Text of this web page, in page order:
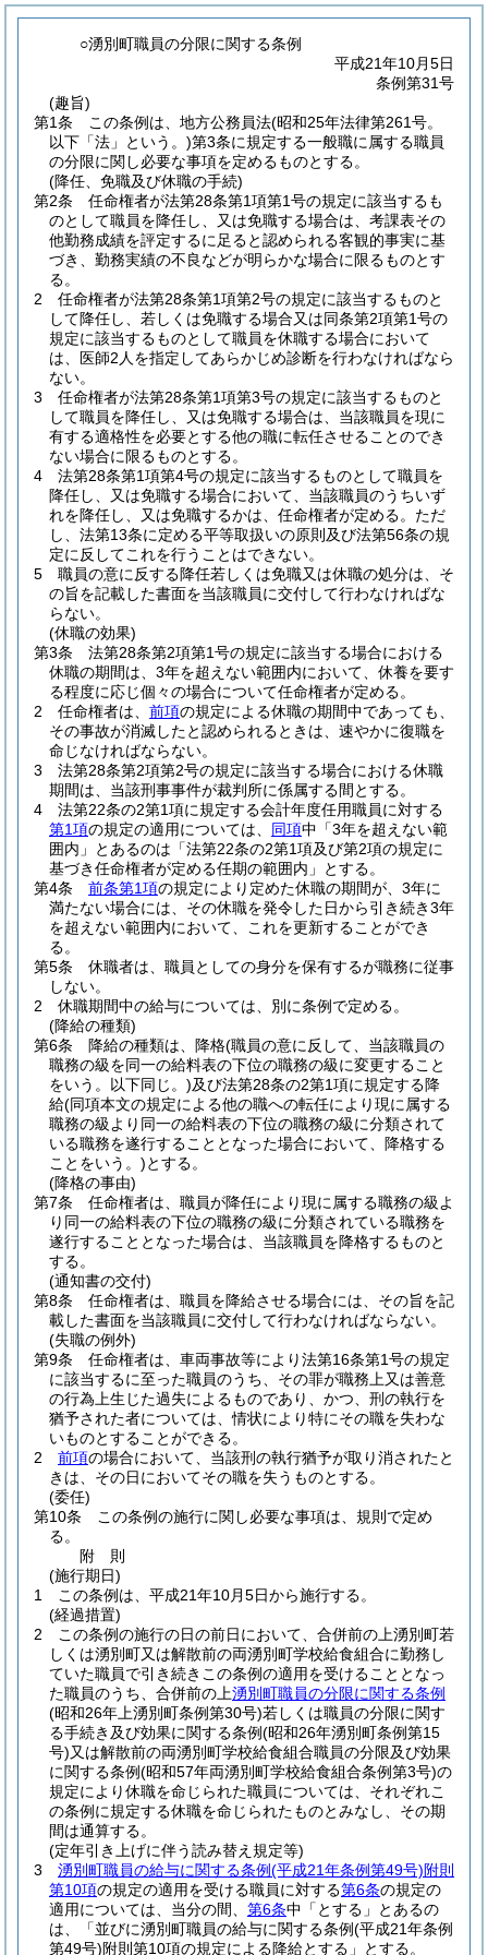
○湧別町職員の分限に関する条例
平成21年10月5日
条例第31号
(趣旨)
第1条
この条例は、地方公務員法(昭和25年法律第261号。
以下「法」という。)第3条に規定する一般職に属する職員
の分限に関し必要な事項を定めるものとする。
(降任、免職及び休職の手続)
第2条
任命権者が法第28条第1項第1号の規定に該当するも
のとして職員を降任し、又は免職する場合は、考課表その
他勤務成績を評定するに足ると認められる客観的事実に基
づき、勤務実績の不良などが明らかな場合に限るものとす
る。
2
任命権者が法第28条第1項第2号の規定に該当するものと
して降任し、若しくは免職する場合又は同条第2項第1号の
規定に該当するものとして職員を休職する場合において
は、医師2人を指定してあらかじめ診断を行わなければなら
ない。
3
任命権者が法第28条第1項第3号の規定に該当するものと
して職員を降任し、又は免職する場合は、当該職員を現に
有する適格性を必要とする他の職に転任させることのでき
ない場合に限るものとする。
4
法第28条第1項第4号の規定に該当するものとして職員を
降任し、又は免職する場合において、当該職員のうちいず
れを降任し、又は免職するかは、任命権者が定める。 ただ
し、法第13条に定める平等取扱いの原則及び法第56条の規
定に反してこれを行うことはできない。
5
職員の意に反する降任若しくは免職又は休職の処分は、そ
の旨を記載した書面を当該職員に交付して行わなければな
らない。
(休職の効果)
第3条
法第28条第2項第1号の規定に該当する場合における
休職の期間は、3年を超えない範囲内において、休養を要す
る程度に応じ個々の場合について任命権者が定める。
2
任命権者は、 前項の規定による休職の期間中であっても、
その事故が消滅したと認められるときは、速やかに復職を
命じなければならない。
3
法第28条第2項第2号の規定に該当する場合における休職
期間は、当該刑事事件が裁判所に係属する間とする。
4
法第22条の2第1項に規定する会計年度任用職員に対する
第1項の規定の適用については、 同項中「3年を超えない範
囲内」とあるのは「法第22条の2第1項及び第2項の規定に
基づき任命権者が定める任期の範囲内」とする。
第4条
前条第1項の規定により定めた休職の期間が、3年に
満たない場合には、その休職を発令した日から引き続き3年
を超えない範囲内において、これを更新することができ
る。
第5条
休職者は、職員としての身分を保有するが職務に従事
しない。
2
休職期間中の給与については、別に条例で定める。
(降給の種類)
第6条
降給の種類は、降格(職員の意に反して、当該職員の
職務の級を同一の給料表の下位の職務の級に変更すること
をいう。以下同じ。)及び法第28条の2第1項に規定する降
給(同項本文の規定による他の職への転任により現に属する
職務の級より同一の給料表の下位の職務の級に分類されて
いる職務を遂行することとなった場合において、降格する
ことをいう。)とする。
(降格の事由)
第7条
任命権者は、職員が降任により現に属する職務の級よ
り同一の給料表の下位の職務の級に分類されている職務を
遂行することとなった場合は、当該職員を降格するものと
する。
(通知書の交付)
第8条
任命権者は、職員を降給させる場合には、その旨を記
載した書面を当該職員に交付して行わなければならない。
(失職の例外)
第9条
任命権者は、車両事故等により法第16条第1号の規定
に該当するに至った職員のうち、その罪が職務上又は善意
の行為上生じた過失によるものであり、かつ、刑の執行を
猶予された者については、情状により特にその職を失わな
いものとすることができる。
2
前項の場合において、当該刑の執行猶予が取り消されたと
きは、その日においてその職を失うものとする。
(委任)
第10条
この条例の施行に関し必要な事項は、規則で定め
る。
附 則
(施行期日)
1
この条例は、平成21年10月5日から施行する。
(経過措置)
2
この条例の施行の日の前日において、合併前の上湧別町若
しくは湧別町又は解散前の両湧別町学校給食組合に勤務し
ていた職員で引き続きこの条例の適用を受けることとなっ
た職員のうち、合併前の上湧別町職員の分限に関する条例
(昭和26年上湧別町条例第30号)若しくは職員の分限に関す
る手続き及び効果に関する条例(昭和26年湧別町条例第15
号)又は解散前の両湧別町学校給食組合職員の分限及び効果
に関する条例(昭和57年両湧別町学校給食組合条例第3号)の
規定により休職を命じられた職員については、それぞれこ
の条例に規定する休職を命じられたものとみなし、その期
間は通算する。
(定年引き上げに伴う読み替え規定等)
3
湧別町職員の給与に関する条例(平成21年条例第49号)附則
第10項の規定の適用を受ける職員に対する第6条の規定の
適用については、当分の間、 第6条中「とする」とあるの
は、「並びに湧別町職員の給与に関する条例(平成21年条例
第49号)附則第10項の規定による降給とする」とする。